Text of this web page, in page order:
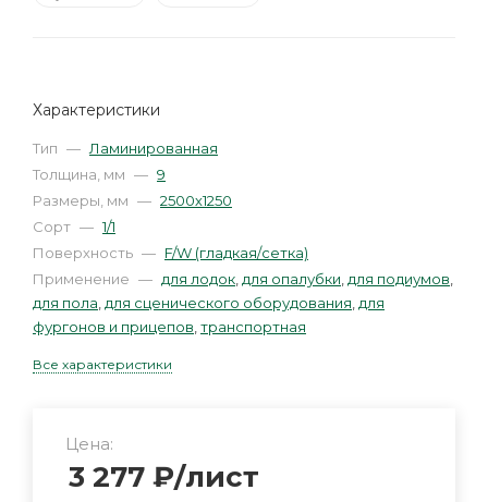
Характеристики
Тип — Ламинированная
Толщина, мм — 9
Размеры, мм — 2500х1250
Сорт — 1/1
Поверхность — F/W (гладкая/сетка)
Применение — для лодок для опалубки для подиумов
для пола для сценического оборудования для
фургонов и прицепов транспортная
Все характеристики
Цена:
3 277 ₽/лист